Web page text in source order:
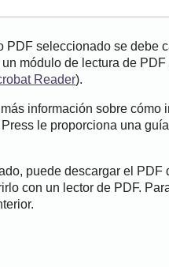
PDF seleccionado se debe
módulo de lectura de
Reader).
información sobre cómo
le proporciona una
puede descargar el
con un lector de PDF.